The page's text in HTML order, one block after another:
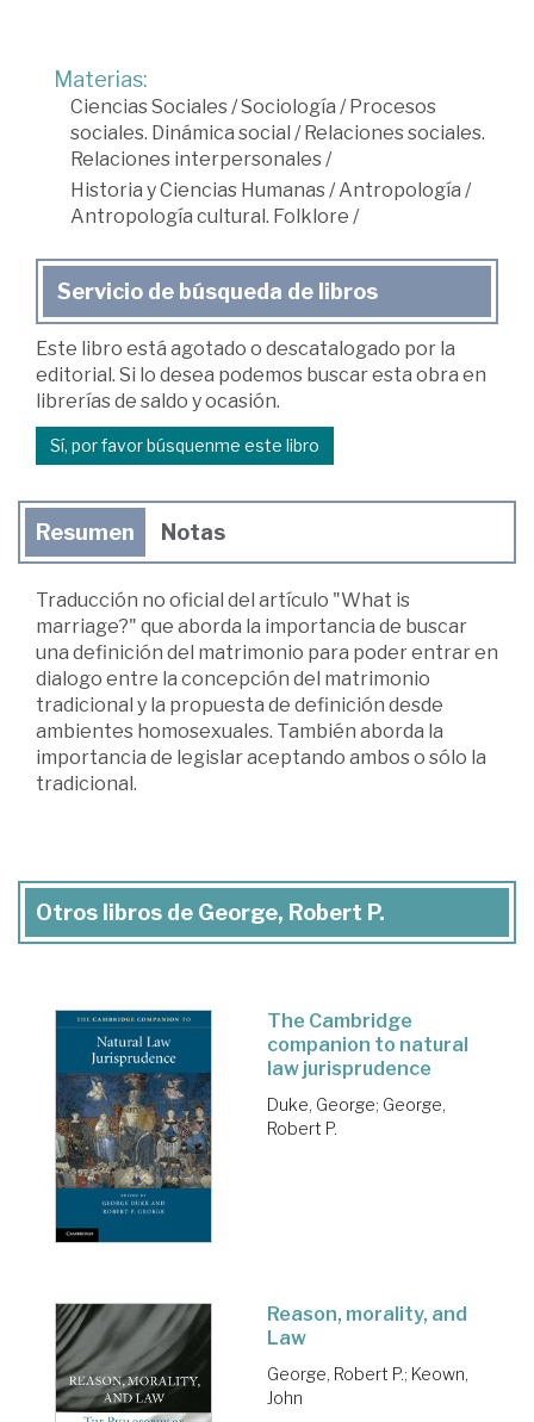
Materias:
Ciencias Sociales/Sociología / Procesos
sociales. Dinámica social / Relaciones sociales.
Relaciones interpersonales/
Historia y Ciencias Humanas/Antropología /
Antropología cultural. Folklore /
Servicio de búsqueda de libros
Este libro está agotado o descatalogado por la
editorial. Si lo desea podemos buscar esta obra en
librerías de saldo y ocasión.
Sí, por favor búsquenme este libro
Resumen Notas
Traducción no oficial del artículo "What is
marriage?" que aborda la importancia de buscar
una definición del matrimonio para poder entrar en
dialogo entre la concepción del matrimonio
tradicional y la propuesta de definición desde
ambientes homosexuales. También aborda la
importancia de legislar aceptando ambos o sólo la
tradicional.
Otros libros de George, Robert P.
The Cambridge
companion to natural
law jurisprudence
Duke, George; George,
Robert P.
Reason, morality, and
Law
George, Robert P.; Keown,
John